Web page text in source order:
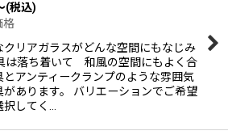
(税込)
格
クリアガラスがどんな空間にもなじみ
は落ち着いて 和風の空間にもよく合
とアンティークランプのような雰囲気
があります。 バリエーションでご希望
してく…